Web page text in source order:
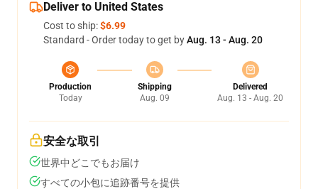
Deliver to United States
Cost to ship:$6.99
Standard - Order today to get byAug. 13 - Aug. 20
Production
Today
Shipping
Aug. 09
Delivered
Aug. 13 - Aug. 20
安全な取引
世界中どこでもお届け
すべての小包に追跡番号を提供